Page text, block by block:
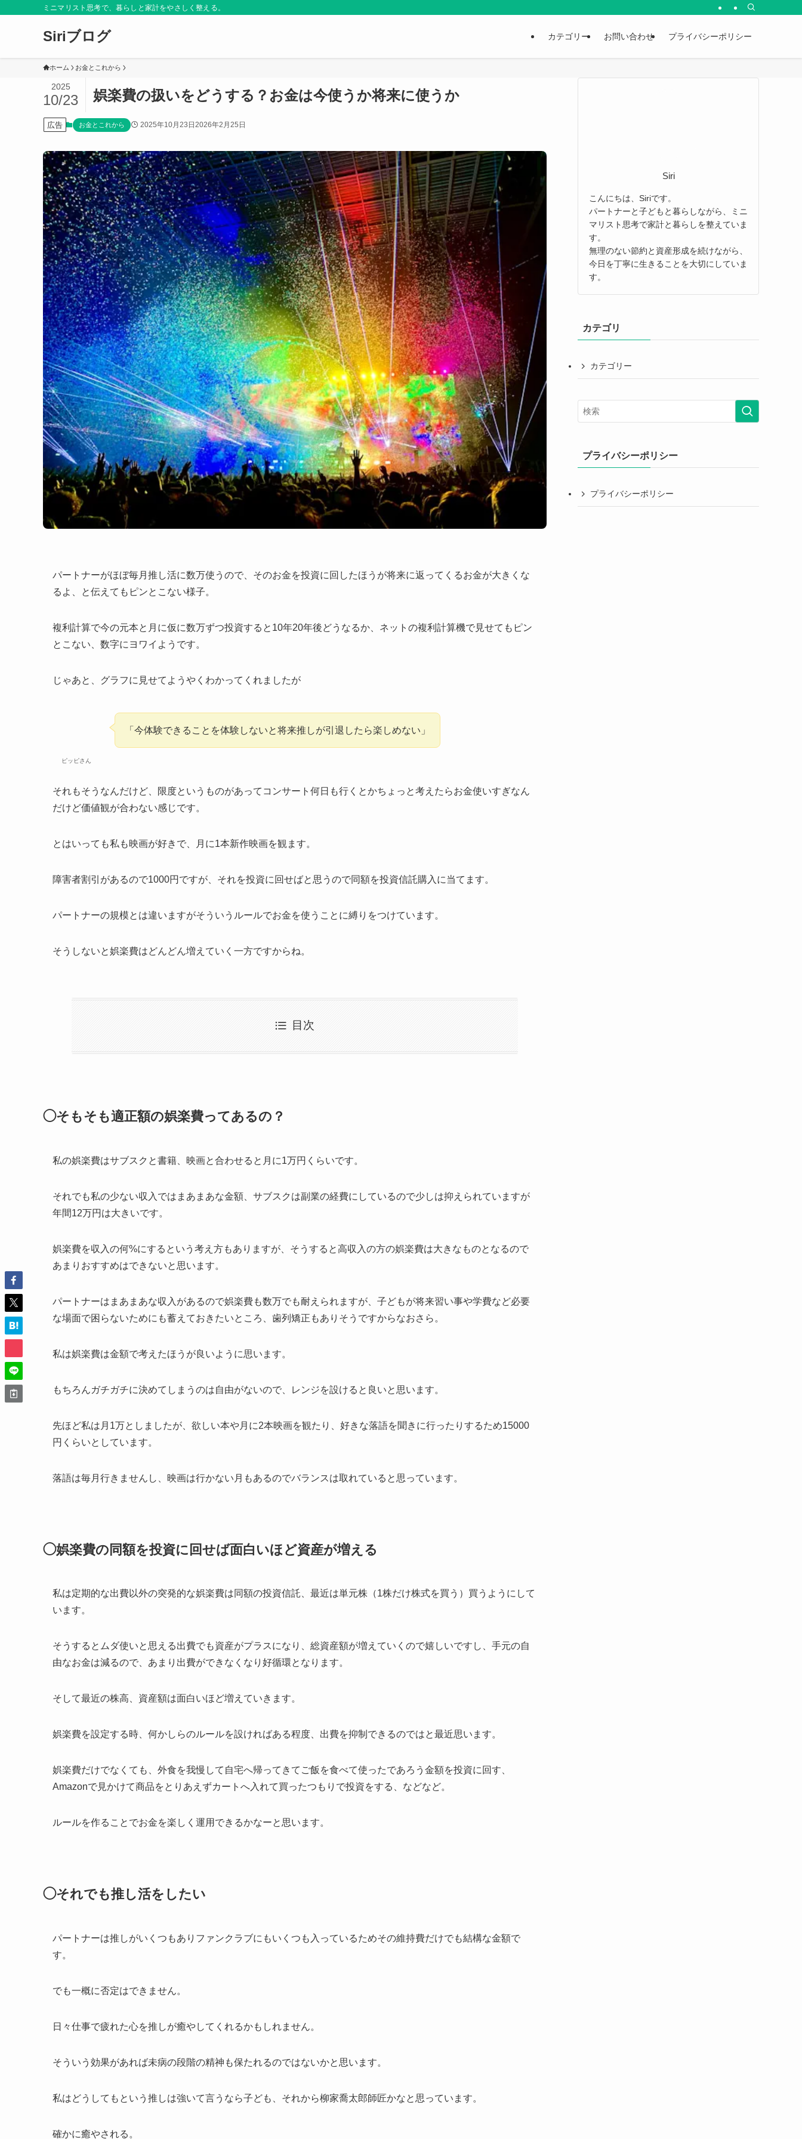
ミニマリスト思考で、暮らしと家計をやさしく整える。
Siriブログ カテゴリー お問い合わせ プライバシーポリシー
ホーム お金とこれから
娯楽費の扱いをどうする？お金は今使うか将来に使うか
2025
10/23
広告 お金とこれから 2025年10月23日 2026年2月25日
パートナーがほぼ毎月推し活に数万使うので、そのお金を投資に回したほうが将来に返ってくるお金が大きくな
るよ、と伝えてもピンとこない様子。
複利計算で今の元本と月に仮に数万ずつ投資すると10年20年後どうなるか、ネットの複利計算機で見せてもピン
とこない、数字にヨワイようです。
じゃあと、グラフに見せてようやくわかってくれましたが
ピッピさん
「今体験できることを体験しないと将来推しが引退したら楽しめない」
それもそうなんだけど、限度というものがあってコンサート何日も行くとかちょっと考えたらお金使いすぎなん
だけど価値観が合わない感じです。
とはいっても私も映画が好きで、月に1本新作映画を観ます。
障害者割引があるので1000円ですが、それを投資に回せばと思うので同額を投資信託購入に当てます。
パートナーの規模とは違いますがそういうルールでお金を使うことに縛りをつけています。
そうしないと娯楽費はどんどん増えていく一方ですからね。
目次
◯そもそも適正額の娯楽費ってあるの？
私の娯楽費はサブスクと書籍、映画と合わせると月に1万円くらいです。
それでも私の少ない収入ではまあまあな金額、サブスクは副業の経費にしているので少しは抑えられていますが
年間12万円は大きいです。
娯楽費を収入の何%にするという考え方もありますが、そうすると高収入の方の娯楽費は大きなものとなるので
あまりおすすめはできないと思います。
パートナーはまあまあな収入があるので娯楽費も数万でも耐えられますが、子どもが将来習い事や学費など必要
な場面で困らないためにも蓄えておきたいところ、歯列矯正もありそうですからなおさら。
私は娯楽費は金額で考えたほうが良いように思います。
もちろんガチガチに決めてしまうのは自由がないので、レンジを設けると良いと思います。
先ほど私は月1万としましたが、欲しい本や月に2本映画を観たり、好きな落語を聞きに行ったりするため15000
円くらいとしています。
落語は毎月行きませんし、映画は行かない月もあるのでバランスは取れていると思っています。
◯娯楽費の同額を投資に回せば面白いほど資産が増える
私は定期的な出費以外の突発的な娯楽費は同額の投資信託、最近は単元株（1株だけ株式を買う）買うようにして
います。
そうするとムダ使いと思える出費でも資産がプラスになり、総資産額が増えていくので嬉しいですし、手元の自
由なお金は減るので、あまり出費ができなくなり好循環となります。
そして最近の株高、資産額は面白いほど増えていきます。
娯楽費を設定する時、何かしらのルールを設ければある程度、出費を抑制できるのではと最近思います。
娯楽費だけでなくても、外食を我慢して自宅へ帰ってきてご飯を食べて使ったであろう金額を投資に回す、
Amazonで見かけて商品をとりあえずカートへ入れて買ったつもりで投資をする、などなど。
ルールを作ることでお金を楽しく運用できるかなーと思います。
◯それでも推し活をしたい
パートナーは推しがいくつもありファンクラブにもいくつも入っているためその維持費だけでも結構な金額で
す。
でも一概に否定はできません。
日々仕事で疲れた心を推しが癒やしてくれるかもしれません。
そういう効果があれば未病の段階の精神も保たれるのではないかと思います。
私はどうしてもという推しは強いて言うなら子ども、それから柳家喬太郎師匠かなと思っています。
確かに癒やされる。
Siri
こんにちは、Siriです。
パートナーと子どもと暮らしながら、ミニ
マリスト思考で家計と暮らしを整えていま
す。
無理のない節約と資産形成を続けながら、
今日を丁寧に生きることを大切にしていま
す。
カテゴリ
カテゴリー
プライバシーポリシー
プライバシーポリシー